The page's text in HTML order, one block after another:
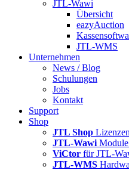
JTL-Wawi
Übersicht
eazyAuction
JTL-WMS
Unternehmen
News / Blog
Schulungen
Jobs
Kontakt
Support
Shop
JTL Shop
JTL-Wawi
ViCtor für JTL-
JTL-WMS